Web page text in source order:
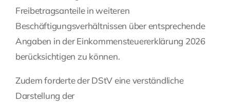
Freibetragsanteile in weiteren
Beschäftigungsverhältnissen über entsprechende
Angaben in der Einkommensteuererklärung 2026
berücksichtigen zu können.
Zudem forderte der DStV eine verständliche
Darstellung der